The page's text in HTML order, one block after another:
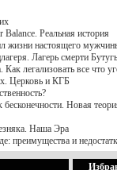
Balance. Реальная история
жизни настоящего
Лагерь смерти
легализовать все что
Церковь и КГБ
бесконечности. Новая
Наша Эра
преимущества и